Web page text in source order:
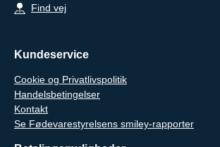
Find vej
Kundeservice
Cookie og Privatlivspolitik
Handelsbetingelser
Kontakt
Se Fødevarestyrelsens smiley-rapporter